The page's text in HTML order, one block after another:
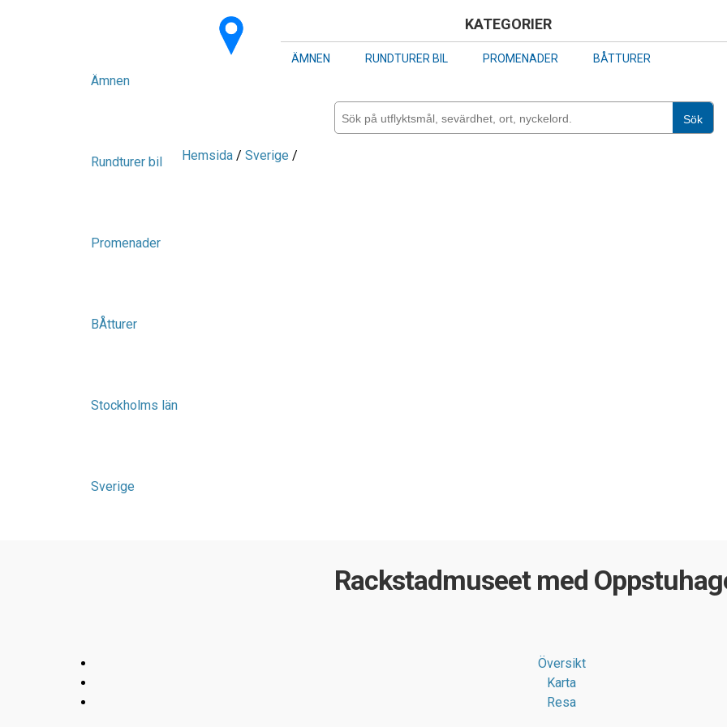
to
main
Ämnen
Rundturer bil
Promenader
BÅtturer
Stockholms län
Sverige
KATEGORIER
ÄMNEN RUNDTURER BIL PROMENADER BÅTTURER
Sök
Hemsida / Sverige /
Rackstadmuseet med
Översikt
Karta
Resa